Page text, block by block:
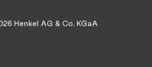
Henkel AG & Co. KGaA